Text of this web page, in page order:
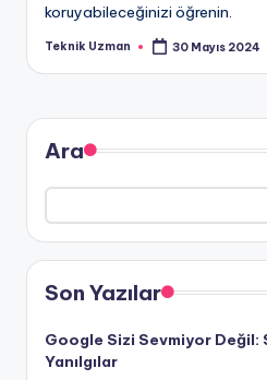
koruyabileceğinizi öğrenin.
Posted
Teknik Uzman 30 Mayıs 2024
Ara
Son Yazılar
Google Sizi Sevmiyor Değil:
Yanılgılar